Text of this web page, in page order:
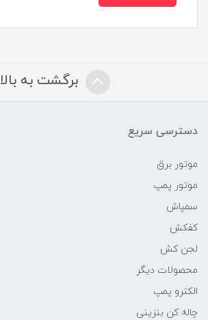
برگشت به بالا
دسترسی سریع
موتور برق
موتور پمپ
سمپاش
کفکش
لجن کش
محصولات دیگر
الکترو پمپ
چاله کن بنزینی